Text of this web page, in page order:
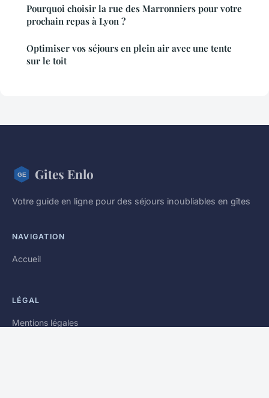
Pourquoi choisir la rue des Marronniers pour votre
prochain repas à Lyon ?
Optimiser vos séjours en plein air avec une tente
sur le toit
Gites Enlo
Votre guide en ligne pour des séjours inoubliables en gîtes
NAVIGATION
Accueil
LÉGAL
Mentions légales